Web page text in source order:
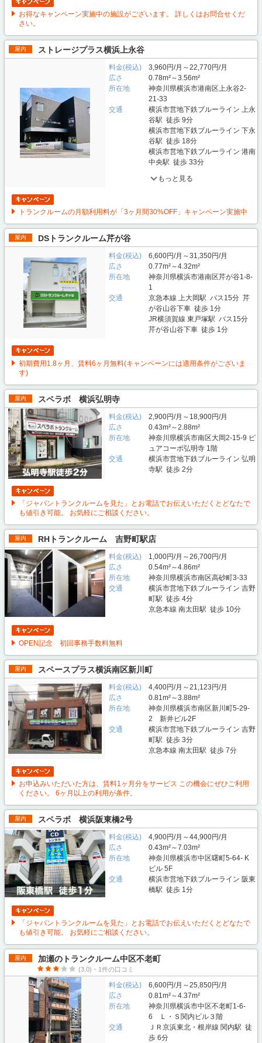
お得なキャンペーン実施中の施設がございます。 詳しくはお問合せくだ
さい。
屋内 ストレージプラス横浜上永谷
料金(税込)
3,960円/月～22,770円/月
広さ
0.78m²～3.56m²
所在地
神奈川県横浜市港南区上永谷2-
21-33
交通
横浜市営地下鉄ブルーライン 上永
谷駅 徒歩 9分
横浜市営地下鉄ブルーライン 下永
谷駅 徒歩 18分
横浜市営地下鉄ブルーライン 港南
中央駅 徒歩 33分
もっと見る
トランクルームの月額利用料が「3ヶ月間30%OFF」キャンペーン実施中
屋内 DSトランクルーム芹が谷
料金(税込)
6,600円/月～31,350円/月
広さ
0.77m²～4.32m²
所在地
神奈川県横浜市港南区芹が谷1-8-
1
交通
京急本線 上大岡駅 バス15分 芹
が谷山谷下車 徒歩 1分
JR横須賀線 東戸塚駅 バス15分
芹が谷山谷下車 徒歩 1分
初期費用1.8ヶ月、賃料6ヶ月無料(キャンペーンには適用条件がございま
す)
屋内 スペラボ 横浜弘明寺
料金(税込)
2,900円/月～18,900円/月
広さ
0.43m²～2.88m²
所在地
神奈川県横浜市南区大岡2-15-9 ピ
ュアコーポ弘明寺 1階
交通
横浜市営地下鉄ブルーライン 弘明
寺駅 徒歩 2分
「ジャパントランクルームを見た」とお電話でお伝えいただくとどなたで
も値引き可能。 お気軽にご相談ください。
屋内 RHトランクルーム 吉野町駅店
料金(税込)
1,000円/月～26,700円/月
広さ
0.54m²～4.86m²
所在地
神奈川県横浜市南区高砂町3-33
交通
横浜市営地下鉄ブルーライン 吉野
町駅 徒歩 4分
京急本線 南太田駅 徒歩 10分
OPEN記念 初回事務手数料無料
屋内 スペースプラス横浜南区新川町
料金(税込)
4,400円/月～21,123円/月
広さ
0.81m²～3.88m²
所在地
神奈川県横浜市南区新川町5-29-
2 新井ビル2F
交通
横浜市営地下鉄ブルーライン 吉野
町駅 徒歩 3分
京急本線 南太田駅 徒歩 7分
お申込みいただいた方は、賃料1ヶ月分をサービス この機会にぜひご利用
ください。 6ヶ月以上の利用が条件。
屋内 スペラボ 横浜阪東橋2号
料金(税込)
4,900円/月～44,900円/月
広さ
0.43m²～7.03m²
所在地
神奈川県横浜市中区曙町5-64- K
ビル 5F
交通
横浜市営地下鉄ブルーライン 阪東
橋駅 徒歩 1分
「ジャパントランクルームを見た」とお電話でお伝えいただくとどなたで
も値引き可能。 お気軽にご相談ください。
屋内 加瀬のトランクルーム中区不老町
(3.0)・1件の口コミ
料金(税込)
6,600円/月～25,850円/月
広さ
0.81m²～4.37m²
所在地
神奈川県横浜市中区不老町1-6-
6 Ｌ・Ｓ関内ビル３階
交通
ＪＲ京浜東北・根岸線 関内駅 徒
歩 6分